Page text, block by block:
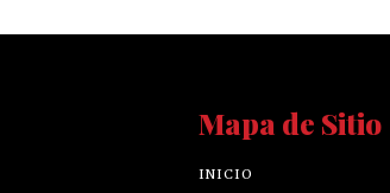
Mapa de Sitio
INICIO